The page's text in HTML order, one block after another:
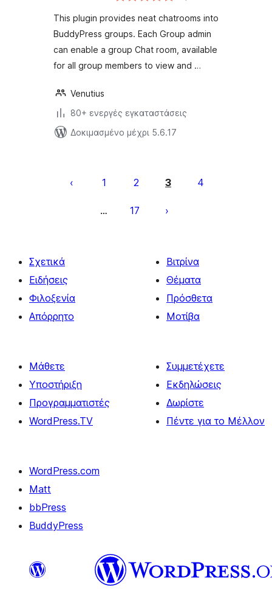
This plugin provides neat chatrooms into
BuddyPress groups. Each Group admin
can enable a group Chat room, available
for all group members to view and …
Venutius
80+ ενεργές εγκαταστάσεις
Δοκιμασμένο μέχρι 5.6.17
άρθρων
1 2 3 4
… 17
Σχετικά
Ειδήσεις
Φιλοξενία
Απόρρητο
Βιτρίνα
Θέματα
Πρόσθετα
Μοτίβα
Μάθετε
Υποστήριξη
Προγραμματιστές
WordPress.TV
Συμμετέχετε
Εκδηλώσεις
Δωρίστε
Πέντε για το Μέλλον
WordPress.com
Matt
bbPress
BuddyPress